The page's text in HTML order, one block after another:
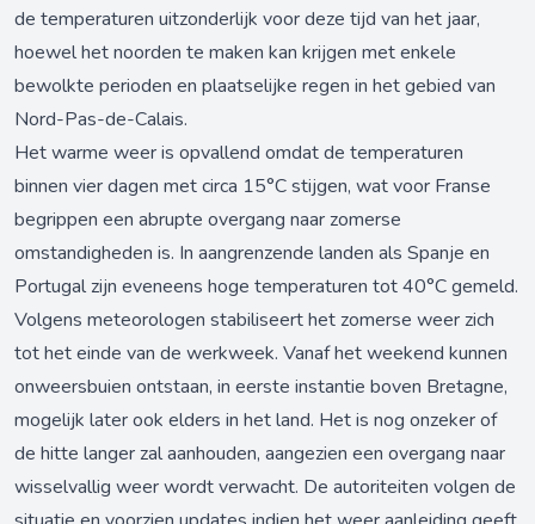
de temperaturen uitzonderlijk voor deze tijd van het jaar,
hoewel het noorden te maken kan krijgen met enkele
bewolkte perioden en plaatselijke regen in het gebied van
Nord-Pas-de-Calais.
Het warme weer is opvallend omdat de temperaturen
binnen vier dagen met circa 15°C stijgen, wat voor Franse
begrippen een abrupte overgang naar zomerse
omstandigheden is. In aangrenzende landen als Spanje en
Portugal zijn eveneens hoge temperaturen tot 40°C gemeld.
Volgens meteorologen stabiliseert het zomerse weer zich
tot het einde van de werkweek. Vanaf het weekend kunnen
onweersbuien ontstaan, in eerste instantie boven Bretagne,
mogelijk later ook elders in het land. Het is nog onzeker of
de hitte langer zal aanhouden, aangezien een overgang naar
wisselvallig weer wordt verwacht. De autoriteiten volgen de